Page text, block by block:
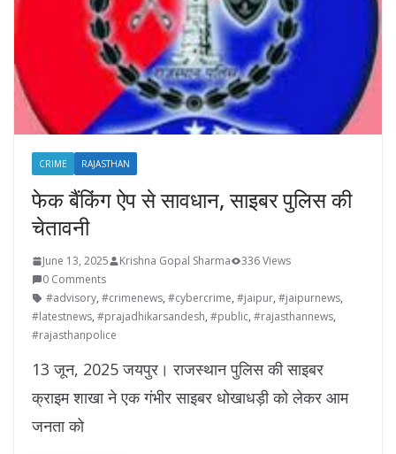
CRIME RAJASTHAN
फेक बैंकिंग ऐप से सावधान, साइबर पुलिस की
चेतावनी
June 13, 2025 Krishna Gopal Sharma
336 Views
0 Comments
#advisory, #crimenews, #cybercrime, #jaipur, #jaipurnews,
#latestnews, #prajadhikarsandesh, #public, #rajasthannews,
#rajasthanpolice
13 जून, 2025 जयपुर। राजस्थान पुलिस की साइबर
क्राइम शाखा ने एक गंभीर साइबर धोखाधड़ी को लेकर आम
जनता को